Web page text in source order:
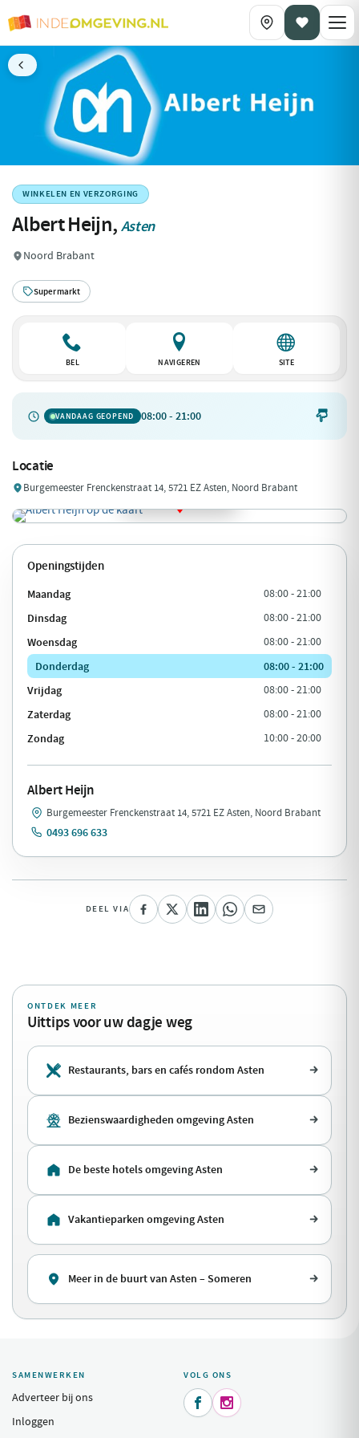
WINKELEN EN VERZORGING
Albert Heijn, Asten
Noord Brabant
Supermarkt
BEL NAVIGEREN SITE
VANDAAG GEOPEND 08:00 - 21:00 
Locatie
Burgemeester Frenckenstraat 14, 5721 EZ Asten, Noord Brabant
Openingstijden
Maandag 08:00 - 21:00
Dinsdag 08:00 - 21:00
Woensdag 08:00 - 21:00
Donderdag
08:00 - 21:00
Vrijdag
08:00 - 21:00
Zaterdag 08:00 - 21:00
Zondag 10:00 - 20:00
Albert Heijn
Burgemeester Frenckenstraat 14, 5721 EZ Asten, Noord Brabant
0493 696 633
DEEL VIA
ONTDEK MEER
Uittips voor uw dagje weg
Restaurants, bars en cafés rondom Asten
Bezienswaardigheden omgeving Asten
De beste hotels omgeving Asten
Vakantieparken omgeving Asten
Meer in de buurt van Asten – Someren
SAMENWERKEN
Adverteer bij ons
Inloggen
VOLG ONS
 